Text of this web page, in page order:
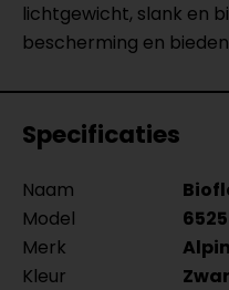
lichtgewicht, slank en
bescherming en
Specificaties
Naam
Model
Merk
Kleur